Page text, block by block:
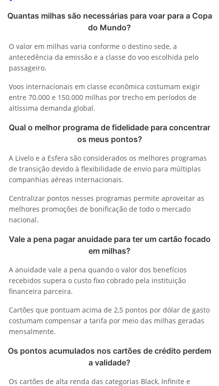
Quantas milhas são necessárias para voar para a Copa
do Mundo?
O valor em milhas varia conforme o destino sede, a
antecedência da emissão e a classe do voo escolhida pelo
passageiro.
Voos internacionais em classe econômica costumam exigir
entre 70.000 e 150.000 milhas por trecho em períodos de
altíssima demanda global.
Qual o melhor programa de fidelidade para concentrar
os meus pontos?
A Livelo e a Esfera são considerados os melhores programas
de transição devido à flexibilidade de envio para múltiplas
companhias aéreas internacionais.
Centralizar pontos nesses programas permite aproveitar as
melhores promoções de bonificação de todo o mercado
nacional.
Vale a pena pagar anuidade para ter um cartão focado
em milhas?
A anuidade vale a pena quando o valor dos benefícios
recebidos supera o custo fixo cobrado pela instituição
financeira parceira.
Cartões que pontuam acima de 2,5 pontos por dólar de gasto
costumam compensar a tarifa por meio das milhas geradas
mensalmente.
Os pontos acumulados nos cartões de crédito perdem
a validade?
Os cartões de alta renda das categorias Black, Infinite e